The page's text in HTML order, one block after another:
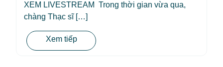
XEM LIVESTREAM Trong thời gian vừa qua,
chàng Thạc sĩ […]
Xem tiếp